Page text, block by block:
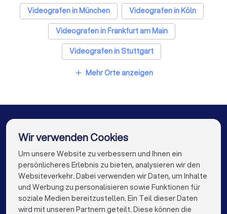
Videografen in München
Videografen in Köln
Videografen in Frankfurt am Main
Videografen in Stuttgart
Videografen in Düsseldorf
Videografen in Dresden
Videografen in Leipzig
Videografen in Duisburg
Videografen in Bochum
Videografen in Wuppertal
Videografen in Bielefeld
Videografen in Bonn
add Mehr Orte anzeigen
Die besten Unternehmen für Sie
info@trustlocal.de
Wir verwenden Cookies
Um unsere Website zu verbessern und Ihnen ein
persönlicheres Erlebnis zu bieten, analysieren wir den
Websiteverkehr. Dabei verwenden wir Daten, um Inhalte
und Werbung zu personalisieren sowie Funktionen für
soziale Medien bereitzustellen. Ein Teil dieser Daten
wird mit unseren Partnern geteilt. Diese können die